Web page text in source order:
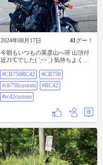
2024年08月17日 41グー！
今朝もいつもの英彦山へ🤣 山頂付
近21℃でした( ˊ̱˂˃ˋ̱ ) 気持ちよく走
#cb750custom #rc42 #rc42custom
#CB750RC42
#CB750
#cb750custom
#RC42
#rc42custom